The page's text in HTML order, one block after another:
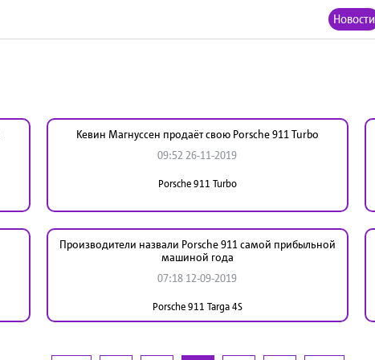
Новости
Кевин Магнуссен продаёт свою Porsche 911 Turbo
09:52 26-11-2019
Porsche 911 Turbo
Производители назвали Porsche 911 самой прибыльной
машиной года
07:18 12-09-2019
Porsche 911 Targa 4S